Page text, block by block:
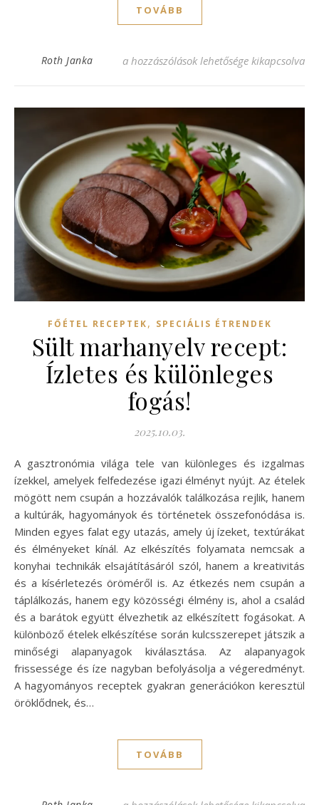
TOVÁBB
Roth Janka Vaddisznó comb recept: ízletes és
a hozzászólások lehetősége kikapcsolva
FŐÉTEL RECEPTEK, SPECIÁLIS ÉTRENDEK
Sült marhanyelv recept:
Ízletes és különleges
fogás!
2025.10.03.
A gasztronómia világa tele van különleges és izgalmas
ízekkel, amelyek felfedezése igazi élményt nyújt. Az ételek
mögött nem csupán a hozzávalók találkozása rejlik, hanem
a kultúrák, hagyományok és történetek összefonódása is.
Minden egyes falat egy utazás, amely új ízeket, textúrákat
és élményeket kínál. Az elkészítés folyamata nemcsak a
konyhai technikák elsajátításáról szól, hanem a kreativitás
és a kísérletezés öröméről is. Az étkezés nem csupán a
táplálkozás, hanem egy közösségi élmény is, ahol a család
és a barátok együtt élvezhetik az elkészített fogásokat. A
különböző ételek elkészítése során kulcsszerepet játszik a
minőségi alapanyagok kiválasztása. Az alapanyagok
frissessége és íze nagyban befolyásolja a végeredményt.
A hagyományos receptek gyakran generációkon keresztül
öröklődnek, és…
TOVÁBB